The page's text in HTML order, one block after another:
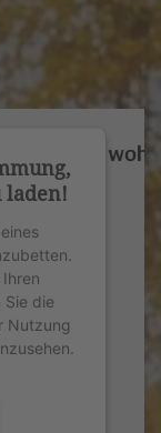
laden!
Sie die
Nutzung